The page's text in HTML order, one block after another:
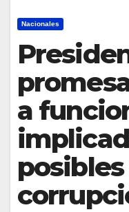
Nacionales
a